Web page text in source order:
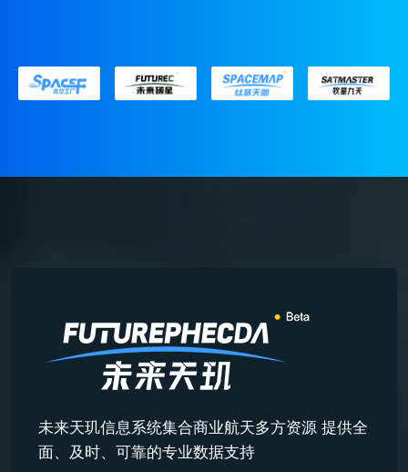
未来天玑信息系统集合商业航天多方资源 提供全
面、及时、可靠的专业数据支持